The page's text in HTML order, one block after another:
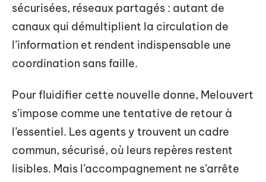
sécurisées, réseaux partagés : autant de
canaux qui démultiplient la circulation de
l’information et rendent indispensable une
coordination sans faille.
Pour fluidifier cette nouvelle donne, Melouvert
s’impose comme une tentative de retour à
l’essentiel. Les agents y trouvent un cadre
commun, sécurisé, où leurs repères restent
lisibles. Mais l’accompagnement ne s’arrête